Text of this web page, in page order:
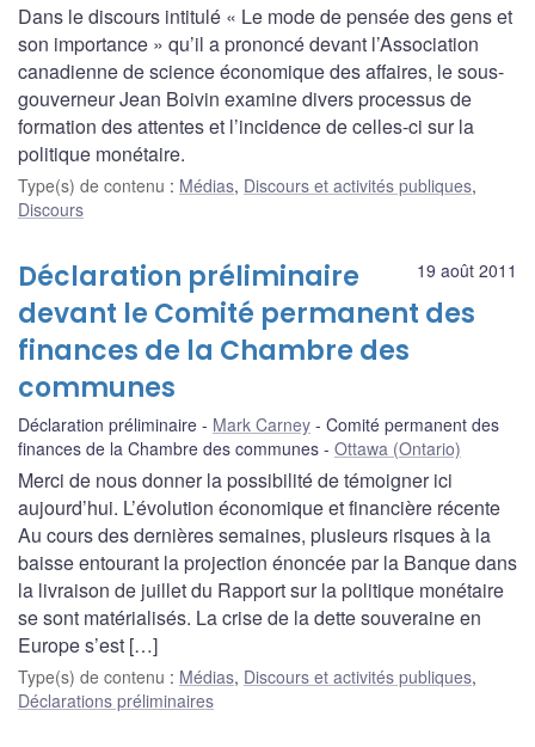
Dans le discours intitulé « Le mode de pensée des gens et
son importance » qu’il a prononcé devant l’Association
canadienne de science économique des affaires, le sous-
gouverneur Jean Boivin examine divers processus de
formation des attentes et l’incidence de celles-ci sur la
politique monétaire.
Type(s) de contenu : Médias, Discours et activités publiques,
Discours
19 août 2011
Déclaration préliminaire
devant le Comité permanent des
finances de la Chambre des
communes
Déclaration préliminaire Mark Carney
Comité permanent des
finances de la Chambre des communes
Ottawa (Ontario)
Merci de nous donner la possibilité de témoigner ici
aujourd’hui. L’évolution économique et financière récente
Au cours des dernières semaines, plusieurs risques à la
baisse entourant la projection énoncée par la Banque dans
la livraison de juillet du Rapport sur la politique monétaire
se sont matérialisés. La crise de la dette souveraine en
Europe s’est […]
Type(s) de contenu : Médias, Discours et activités publiques,
Déclarations préliminaires